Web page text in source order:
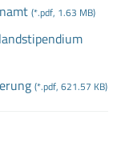
(*.pdf, 1.63 MB)
(*.pdf, 621.57 KB)